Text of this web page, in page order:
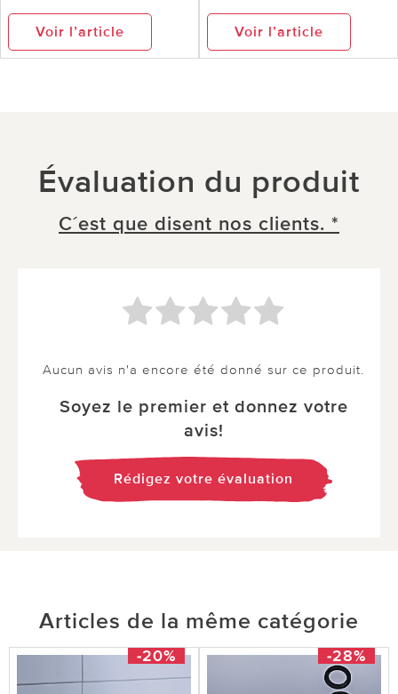
Voir l’article Voir l’article
Évaluation du produit
C´est que disent nos clients. *
Aucun avis n'a encore été donné sur ce produit.
Soyez le premier et donnez votre
avis!
Rédigez votre évaluation
Articles de la même catégorie
-20% -28%